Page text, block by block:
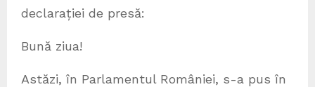
declarației de presă:
Bună ziua!
Astăzi, în Parlamentul României, s-a pus în